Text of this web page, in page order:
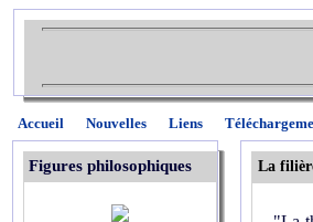
Accueil Nouvelles Liens
Figures philosophiques La